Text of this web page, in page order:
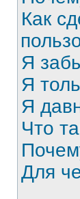
Как
Я
Я
Я
Что
Для